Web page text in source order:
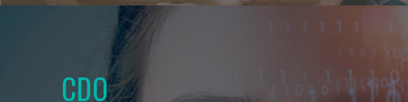
CDO